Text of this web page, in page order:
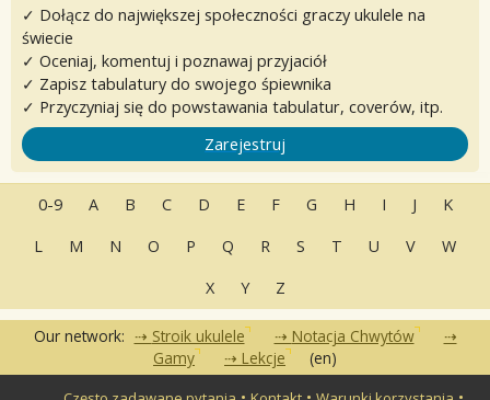
✓ Dołącz do największej społeczności graczy ukulele na
świecie
✓ Oceniaj, komentuj i poznawaj przyjaciół
✓ Zapisz tabulatury do swojego śpiewnika
✓ Przyczyniaj się do powstawania tabulatur, coverów, itp.
Zarejestruj
0-9 A B C D E F G H I J
K
L
M N O P Q R S T U V
W
X
Y Z
Our network: Stroik ukulele
Notacja Chwytów
Gamy
Lekcje (en)